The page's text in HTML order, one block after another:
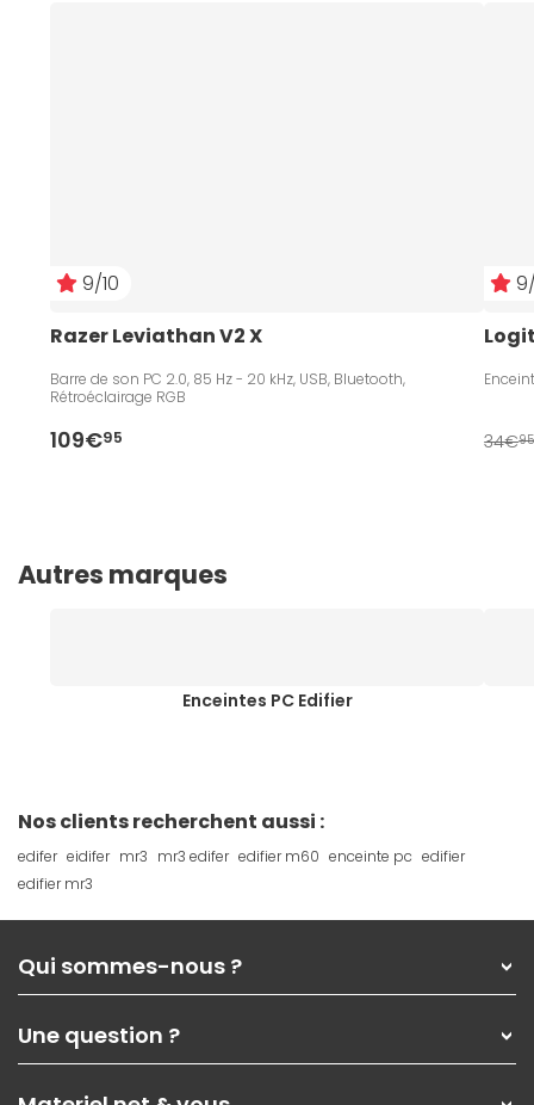
9/10
Razer Leviathan V2 X
Barre de son PC 2.0, 85 Hz - 20 kHz, USB, Bluetooth,
Rétroéclairage RGB
109€95 34€95
Autres marques
Enceintes PC Edifier
Nos clients recherchent aussi :
edifer eidifer mr3 mr3 edifer edifier m60 enceinte pc edifier
edifier mr3
Qui sommes-nous ?
Nos services
Les magasins Materiel.net
Nos solutions pour les pros
Une question ?